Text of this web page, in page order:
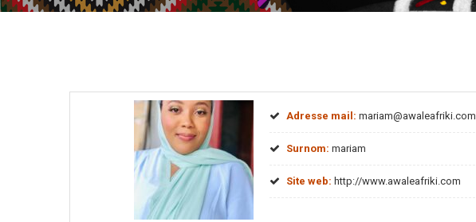
Adresse mail: mariam@awaleafriki.com
Surnom: mariam
Site web: http://www.awaleafriki.com